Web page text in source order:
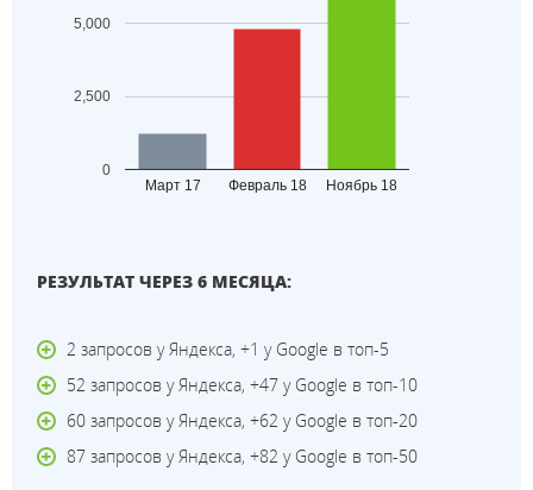
Март 17 Февраль 18 Ноябрь 18
0
2,500
5,000
РЕЗУЛЬТАТ ЧЕРЕЗ 6 МЕСЯЦА:
2 запросов у Яндекса, +1 у Google в топ-5
52 запросов у Яндекса, +47 у Google в топ-10
60 запросов у Яндекса, +62 у Google в топ-20
87 запросов у Яндекса, +82 у Google в топ-50